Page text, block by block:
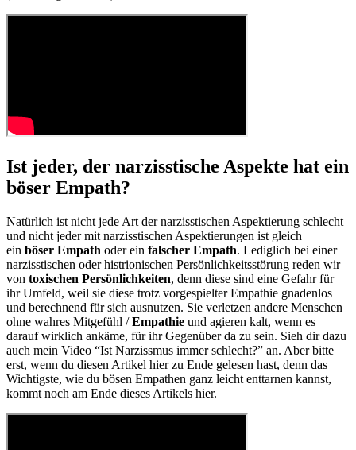
Ist jeder, der narzisstische Aspekte hat ein
böser Empath?
Natürlich ist nicht jede Art der narzisstischen Aspektierung schlecht
und nicht jeder mit narzisstischen Aspektierungen ist gleich
ein böser Empath oder ein falscher Empath. Lediglich bei einer
narzisstischen oder histrionischen Persönlichkeitsstörung reden wir
von toxischen Persönlichkeiten, denn diese sind eine Gefahr für
ihr Umfeld, weil sie diese trotz vorgespielter Empathie gnadenlos
und berechnend für sich ausnutzen. Sie verletzen andere Menschen
ohne wahres Mitgefühl /Empathie und agieren kalt, wenn es
darauf wirklich ankäme, für ihr Gegenüber da zu sein. Sieh dir dazu
auch mein Video “Ist Narzissmus immer schlecht?” an. Aber bitte
erst, wenn du diesen Artikel hier zu Ende gelesen hast, denn das
Wichtigste, wie du bösen Empathen ganz leicht enttarnen kannst,
kommt noch am Ende dieses Artikels hier.